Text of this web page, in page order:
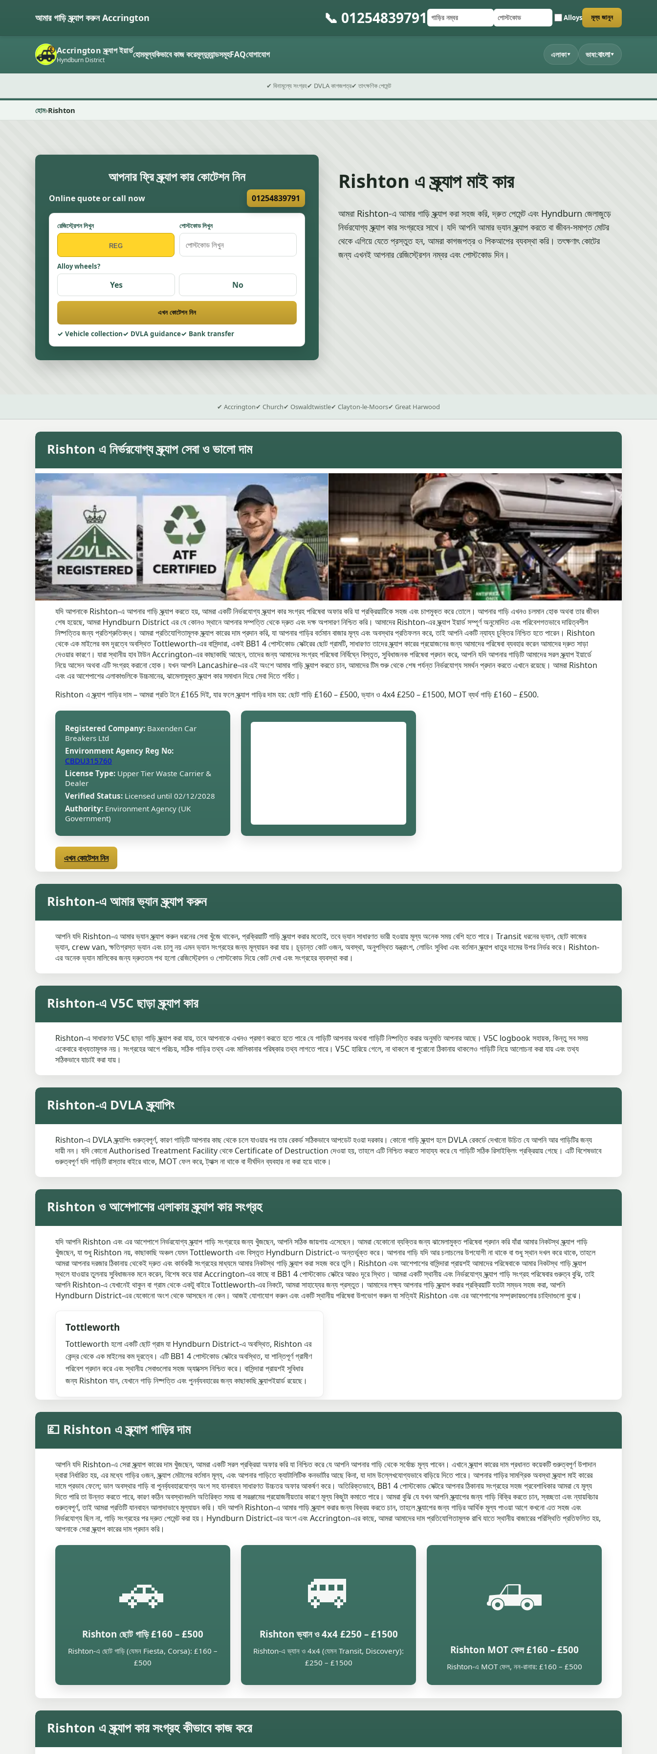
আমার গাড়ি স্ক্র্যাপ করুন Accrington 📞 01254839791গাড়ির নম্বর
পোস্টকোড Alloys
ফর্ম জমা দিন মূল্য জানুন
Accrington স্ক্র্যাপ ইয়ার্ড
Hyndburn District হোমমূল্যকিভাবে কাজ করেমূল্যব্র্যান্ডসমূহFAQযোগাযোগ এলাকা▾ ভাষা:বাংলা▾
✔ বিনামূল্যে সংগ্রহ✔ DVLA কাগজপত্র✔ তাৎক্ষণিক পেমেন্ট
হোম Rishton
আপনার ফ্রি স্ক্র্যাপ কার কোটেশন নিন
Online quote or call now 01254839791
রেজিস্ট্রেশন লিখুন পোস্টকোড লিখুন
Alloy wheels?
Yes No
এখন কোটেশন নিন
Vehicle collection DVLA guidance Bank transfer
Rishton এ স্ক্র্যাপ মাই কার
আমরা Rishton-এ আমার গাড়ি স্ক্র্যাপ করা সহজ করি, দ্রুত পেমেন্ট এবং Hyndburn জেলাজুড়ে
নির্ভরযোগ্য স্ক্র্যাপ কার সংগ্রহের সাথে। যদি আপনি আমার ভ্যান স্ক্র্যাপ করতে বা জীবন-সমাপ্ত মোটর
থেকে এগিয়ে যেতে প্রস্তুত হন, আমরা কাগজপত্র ও পিকআপের ব্যবস্থা করি। তৎক্ষণাৎ কোটের
জন্য এখনই আপনার রেজিস্ট্রেশন নম্বর এবং পোস্টকোড দিন।
✔ Accrington✔ Church✔ Oswaldtwistle✔ Clayton-le-Moors✔ Great Harwood
Rishton এ নির্ভরযোগ্য স্ক্র্যাপ সেবা ও ভালো দাম
যদি আপনাকে Rishton-এ আপনার গাড়ি স্ক্র্যাপ করতে হয়, আমরা একটি নির্ভরযোগ্য স্ক্র্যাপ কার সংগ্রহ পরিষেবা অফার করি যা প্রক্রিয়াটিকে সহজ এবং চাপমুক্ত করে তোলে। আপনার গাড়ি এখনও চলমান হোক অথবা তার জীবন
শেষ হয়েছে, আমরা Hyndburn District এর যে কোনও স্থানে আপনার সম্পত্তি থেকে দ্রুত এবং দক্ষ অপসারণ নিশ্চিত করি। আমাদের Rishton-এর স্ক্র্যাপ ইয়ার্ড সম্পূর্ণ অনুমোদিত এবং পরিবেশগতভাবে দায়িত্বশীল
নিষ্পত্তির জন্য প্রতিশ্রুতিবদ্ধ। আমরা প্রতিযোগিতামূলক স্ক্র্যাপ কারের দাম প্রদান করি, যা আপনার গাড়ির বর্তমান বাজার মূল্য এবং অবস্থার প্রতিফলন করে, তাই আপনি একটি ন্যায্য চুক্তির নিশ্চিত হতে পারেন। Rishton
থেকে এক মাইলের কম দূরত্বে অবস্থিত Tottleworth-এর বাসিন্দারা, একই BB1 4 পোস্টকোড সেক্টরের ছোট গ্রামটি, সাধারণত তাদের স্ক্র্যাপ কারের প্রয়োজনের জন্য আমাদের পরিষেবা ব্যবহার করেন আমাদের দ্রুত সাড়া
দেওয়ার কারণে। যারা স্থানীয় হাব টাউন Accrington-এর কাছাকাছি আছেন, তাদের জন্য আমাদের সংগ্রহ পরিষেবা নির্বিঘ্নে বিস্তৃত, সুবিধাজনক পরিষেবা প্রদান করে, আপনি যদি আপনার গাড়িটি আমাদের সরল স্ক্র্যাপ ইয়ার্ডে
নিয়ে আসেন অথবা এটি সংগ্রহ করানো হোক। যখন আপনি Lancashire-এর এই অংশে আমার গাড়ি স্ক্র্যাপ করতে চান, আমাদের টিম শুরু থেকে শেষ পর্যন্ত নির্ভরযোগ্য সমর্থন প্রদান করতে এখানে রয়েছে। আমরা Rishton
এবং এর আশেপাশের এলাকাগুলিকে উচ্চমানের, ঝামেলামুক্ত স্ক্র্যাপ কার সমাধান দিয়ে সেবা দিতে গর্বিত।
Rishton এ স্ক্র্যাপ গাড়ির দাম – আমরা প্রতি টনে £165 দিই, যার ফলে স্ক্র্যাপ গাড়ির দাম হয়: ছোট গাড়ি £160 – £500, ভ্যান ও 4x4 £250 – £1500, MOT ব্যর্থ গাড়ি £160 – £500.
Registered Company: Baxenden Car
Breakers Ltd
Environment Agency Reg No:
CBDU315760
License Type: Upper Tier Waste Carrier &
Dealer
Verified Status: Licensed until 02/12/2028
Authority: Environment Agency (UK
Government)
এখন কোটেশন নিন
Rishton-এ আমার ভ্যান স্ক্র্যাপ করুন
আপনি যদি Rishton-এ আমার ভ্যান স্ক্র্যাপ করুন ধরনের সেবা খুঁজে থাকেন, প্রক্রিয়াটি গাড়ি স্ক্র্যাপ করার মতোই, তবে ভ্যান সাধারণত ভারী হওয়ায় মূল্য অনেক সময় বেশি হতে পারে। Transit ধরনের ভ্যান, ছোট কাজের
ভ্যান, crew van, ক্ষতিগ্রস্ত ভ্যান এবং চালু নয় এমন ভ্যান সংগ্রহের জন্য মূল্যায়ন করা যায়। চূড়ান্ত কোট ওজন, অবস্থা, অনুপস্থিত যন্ত্রাংশ, লোডিং সুবিধা এবং বর্তমান স্ক্র্যাপ ধাতুর দামের উপর নির্ভর করে। Rishton-
এর অনেক ভ্যান মালিকের জন্য দ্রুততম পথ হলো রেজিস্ট্রেশন ও পোস্টকোড দিয়ে কোট দেখা এবং সংগ্রহের ব্যবস্থা করা।
Rishton-এ V5C ছাড়া স্ক্র্যাপ কার
Rishton-এ সাধারণত V5C ছাড়া গাড়ি স্ক্র্যাপ করা যায়, তবে আপনাকে এখনও প্রমাণ করতে হতে পারে যে গাড়িটি আপনার অথবা গাড়িটি নিষ্পত্তি করার অনুমতি আপনার আছে। V5C logbook সহায়ক, কিন্তু সব সময়
একেবারে বাধ্যতামূলক নয়। সংগ্রহের আগে পরিচয়, সঠিক গাড়ির তথ্য এবং মালিকানার পরিষ্কার তথ্য লাগতে পারে। V5C হারিয়ে গেলে, না থাকলে বা পুরোনো ঠিকানায় থাকলেও গাড়িটি নিয়ে আলোচনা করা যায় এবং তথ্য
সঠিকভাবে যাচাই করা যায়।
Rishton-এ DVLA স্ক্র্যাপিং
Rishton-এ DVLA স্ক্র্যাপিং গুরুত্বপূর্ণ, কারণ গাড়িটি আপনার কাছ থেকে চলে যাওয়ার পর তার রেকর্ড সঠিকভাবে আপডেট হওয়া দরকার। কোনো গাড়ি স্ক্র্যাপ হলে DVLA রেকর্ডে দেখানো উচিত যে আপনি আর গাড়িটির জন্য
দায়ী নন। যদি কোনো Authorised Treatment Facility থেকে Certificate of Destruction দেওয়া হয়, তাহলে এটি নিশ্চিত করতে সাহায্য করে যে গাড়িটি সঠিক রিসাইক্লিং প্রক্রিয়ায় গেছে। এটি বিশেষভাবে
গুরুত্বপূর্ণ যদি গাড়িটি রাস্তার বাইরে থাকে, MOT ফেল করে, ট্যাক্স না থাকে বা দীর্ঘদিন ব্যবহার না করা হয়ে থাকে।
Rishton ও আশেপাশের এলাকায় স্ক্র্যাপ কার সংগ্রহ
যদি আপনি Rishton এবং এর আশেপাশে নির্ভরযোগ্য স্ক্র্যাপ গাড়ি সংগ্রহের জন্য খুঁজছেন, আপনি সঠিক জায়গায় এসেছেন। আমরা যেকোনো ব্যক্তির জন্য ঝামেলামুক্ত পরিষেবা প্রদান করি যাঁরা আমার নিকটস্থ স্ক্র্যাপ গাড়ি
খুঁজছেন, যা শুধু Rishton নয়, কাছাকাছি অঞ্চল যেমন Tottleworth এবং বিস্তৃত Hyndburn District-ও অন্তর্ভুক্ত করে। আপনার গাড়ি যদি আর চলাচলের উপযোগী না থাকে বা শুধু স্থান দখল করে থাকে, তাহলে
আমরা আপনার দরজার ঠিকানায় থেকেই দ্রুত এবং কার্যকরী সংগ্রহের মাধ্যমে আমার নিকটস্থ গাড়ি স্ক্র্যাপ করা সহজ করে তুলি। Rishton এবং আশেপাশের বাসিন্দারা প্রায়শই আমাদের পরিষেবাকে আমার নিকটস্থ গাড়ি স্ক্র্যাপ
স্থলে যাওয়ার তুলনায় সুবিধাজনক মনে করেন, বিশেষ করে যারা Accrington-এর কাছে বা BB1 4 পোস্টকোড সেক্টরে আরও দূরে স্থিত। আমরা একটি স্থানীয় এবং নির্ভরযোগ্য স্ক্র্যাপ গাড়ি সংগ্রহ পরিষেবার গুরুত্ব বুঝি, তাই
আপনি Rishton-এ যেখানেই থাকুন বা গ্রাম থেকে একটু বাইরে Tottleworth-এর নিকটে, আমরা সাহায্যের জন্য প্রস্তুত। আমাদের লক্ষ্য আপনার গাড়ি স্ক্র্যাপ করার প্রক্রিয়াটি যতটা সম্ভব সহজ করা, আপনি
Hyndburn District-এর যেকোনো অংশ থেকে আসছেন না কেন। আজই যোগাযোগ করুন এবং একটি স্থানীয় পরিষেবা উপভোগ করুন যা সত্যিই Rishton এবং এর আশেপাশের সম্প্রদায়গুলোর চাহিদাগুলো বুঝে।
Tottleworth
Tottleworth হলো একটি ছোট গ্রাম যা Hyndburn District-এ অবস্থিত, Rishton এর
কেন্দ্র থেকে এক মাইলের কম দূরত্বে। এটি BB1 4 পোস্টকোড সেক্টরে অবস্থিত, যা শান্তিপূর্ণ গ্রামীণ
পরিবেশ প্রদান করে এবং স্থানীয় সেবাগুলোর সহজ অ্যাক্সেস নিশ্চিত করে। বাসিন্দারা প্রায়শই সুবিধার
জন্য Rishton যান, যেখানে গাড়ি নিষ্পত্তি এবং পুনর্ব্যবহারের জন্য কাছাকাছি স্ক্র্যাপইয়ার্ড রয়েছে।
💷 Rishton এ স্ক্র্যাপ গাড়ির দাম
আপনি যদি Rishton-এ সেরা স্ক্র্যাপ কারের দাম খুঁজছেন, আমরা একটি সরল প্রক্রিয়া অফার করি যা নিশ্চিত করে যে আপনি আপনার গাড়ি থেকে সর্বোচ্চ মূল্য পাবেন। এখানে স্ক্র্যাপ কারের দাম প্রধানত কয়েকটি গুরুত্বপূর্ণ উপাদান
দ্বারা নির্ধারিত হয়, এর মধ্যে গাড়ির ওজন, স্ক্র্যাপ মেটালের বর্তমান মূল্য, এবং আপনার গাড়িতে ক্যাটালিটিক কনভার্টার আছে কিনা, যা দাম উল্লেখযোগ্যভাবে বাড়িয়ে দিতে পারে। আপনার গাড়ির সামগ্রিক অবস্থা স্ক্র্যাপ মাই কারের
দামে প্রভাব ফেলে; ভাল অবস্থার গাড়ি বা পুনর্ব্যবহারযোগ্য অংশ সহ যানবাহন সাধারণত উচ্চতর অফার আকর্ষণ করে। অতিরিক্তভাবে, BB1 4 পোস্টকোড সেক্টরে আপনার ঠিকানায় সংগ্রহের সহজ প্রবেশাধিকার আমরা যে মূল্য
দিতে পারি তা উন্নত করতে পারে, কারণ কঠিন অবস্থানগুলি অতিরিক্ত সময় বা সরঞ্জামের প্রয়োজনীয়তার কারণে মূল্য কিছুটা কমাতে পারে। আমরা বুঝি যে যখন আপনি স্ক্র্যাপের জন্য গাড়ি বিক্রি করতে চান, স্বচ্ছতা এবং ন্যায়বিচার
গুরুত্বপূর্ণ, তাই আমরা প্রতিটি যানবাহন আলাদাভাবে মূল্যায়ন করি। যদি আপনি Rishton-এ আমার গাড়ি স্ক্র্যাপ করার জন্য বিক্রয় করতে চান, তাহলে স্ক্র্যাপের জন্য গাড়ির আর্থিক মূল্য পাওয়া আগে কখনো এত সহজ এবং
নির্ভরযোগ্য ছিল না, গাড়ি সংগ্রহের পর দ্রুত পেমেন্ট করা হয়। Hyndburn District-এর অংশ এবং Accrington-এর কাছে, আমরা আমাদের দাম প্রতিযোগিতামূলক রাখি যাতে স্থানীয় বাজারের পরিস্থিতি প্রতিফলিত হয়,
আপনাকে সেরা স্ক্র্যাপ কারের দাম প্রদান করি।
🚗
Rishton ছোট গাড়ি £160 – £500
Rishton-এ ছোট গাড়ি (যেমন Fiesta, Corsa): £160 –
£500
🚐
Rishton ভ্যান ও 4x4 £250 – £1500
Rishton-এ ভ্যান ও 4x4 (যেমন Transit, Discovery):
£250 – £1500
🛻
Rishton MOT ফেল £160 – £500
Rishton-এ MOT ফেল, নন-রানার: £160 – £500
Rishton এ স্ক্র্যাপ কার সংগ্রহ কীভাবে কাজ করে